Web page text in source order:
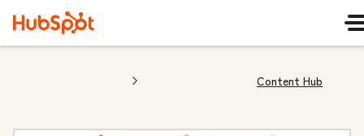
Content Hub